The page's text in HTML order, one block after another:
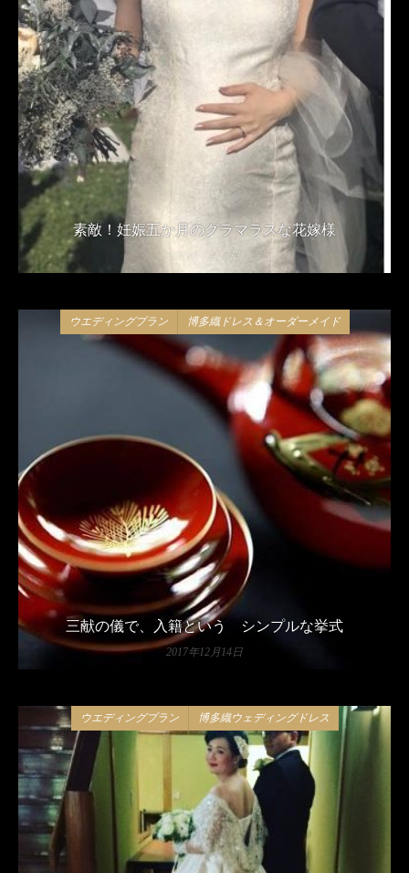
素敵！妊娠五か月のグラマラスな花嫁様
2018年7月25日
ウエディングプラン 博多織ドレス＆オーダーメイド
三献の儀で、入籍という シンプルな挙式
2017年12月14日
ウエディングプラン 博多織ウェディングドレス